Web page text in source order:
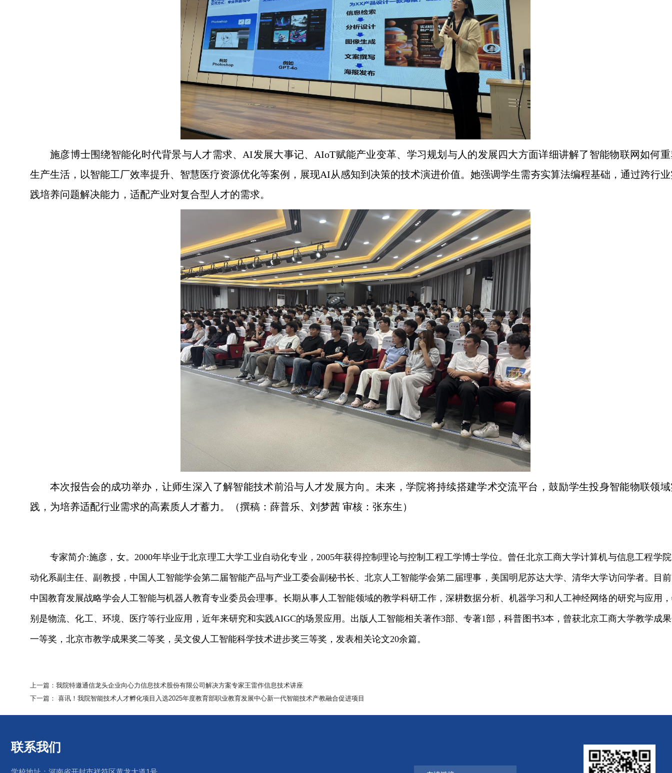
施彦博士围绕智能化时代背景与人才需求、AI发展大事记、AIoT赋能产业变革、学习规划与人的发展四大方面详细讲解了智能物联网如何
生产生活，以智能工厂效率提升、智慧医疗资源优化等案例，展现AI从感知到决策的技术演进价值。她强调学生需夯实算法编程基础，通过跨行
践培养问题解决能力，适配产业对复合型人才的需求。
本次报告会的成功举办，让师生深入了解智能技术前沿与人才发展方向。未来，学院将持续搭建学术交流平台，鼓励学生投身智能物联领
践，为培养适配行业需求的高素质人才蓄力。（撰稿：薛普乐、刘梦茜 审核：张东生）
专家简介:施彦，女。2000年毕业于北京理工大学工业自动化专业，2005年获得控制理论与控制工程工学博士学位。曾任北京工商大学计算机与信息工程学
动化系副主任、副教授，中国人工智能学会第二届智能产品与产业工委会副秘书长、北京人工智能学会第二届理事，美国明尼苏达大学、清华大学访问学者。目
中国教育发展战略学会人工智能与机器人教育专业委员会理事。长期从事人工智能领域的教学科研工作，深耕数据分析、机器学习和人工神经网络的研究与应用
别是物流、化工、环境、医疗等行业应用，近年来研究和实践AIGC的场景应用。出版人工智能相关著作3部、专著1部，科普图书3本，曾获北京工商大学教学成
一等奖，北京市教学成果奖二等奖，吴文俊人工智能科学技术进步奖三等奖，发表相关论文20余篇。
上一篇： 我院特邀通信龙头企业向心力信息技术股份有限公司解决方案专家王雷作信息技术讲座
下一篇： 喜讯！我院智能技术人才孵化项目入选2025年度教育部职业教育发展中心新一代智能技术产教融合促进项目
联系我们